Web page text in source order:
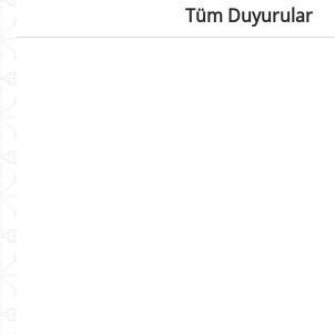
Tüm Duyurular